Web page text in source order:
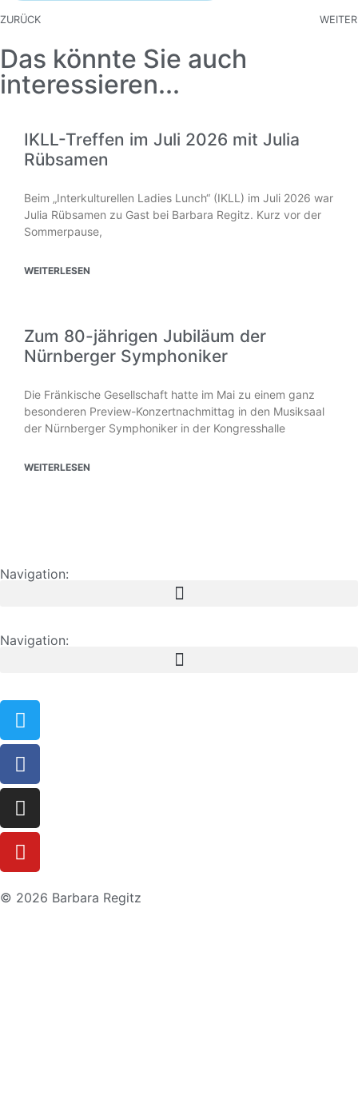
ZURÜCK WEITER
Das könnte Sie auch
interessieren...
IKLL-Treffen im Juli 2026 mit Julia
Rübsamen
Beim „Interkulturellen Ladies Lunch“ (IKLL) im Juli 2026 war
Julia Rübsamen zu Gast bei Barbara Regitz. Kurz vor der
Sommerpause,
WEITERLESEN
Zum 80-jährigen Jubiläum der
Nürnberger Symphoniker
Die Fränkische Gesellschaft hatte im Mai zu einem ganz
besonderen Preview-Konzertnachmittag in den Musiksaal
der Nürnberger Symphoniker in der Kongresshalle
WEITERLESEN
Navigation:
Navigation:
© 2026 Barbara Regitz